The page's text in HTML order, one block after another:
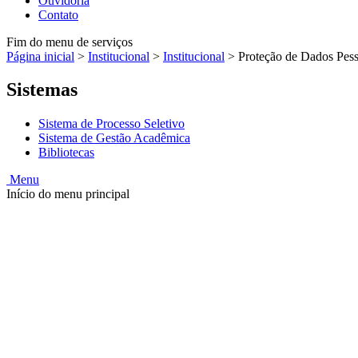
Contato
Fim do menu de serviços
Página inicial > Institucional > Institucional > Proteção de Dados
Sistemas
Sistema de Processo Seletivo
Sistema de Gestão Acadêmica
Bibliotecas
Menu
Início do menu principal